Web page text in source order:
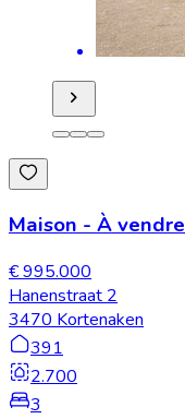
Maison - À vendre
€ 995.000
Hanenstraat 2
3470 Kortenaken
391
2.700
3